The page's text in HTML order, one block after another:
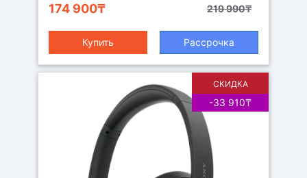
219 990₸
174 900₸
Купить Рассрочка
СКИДКА
-33 910₸